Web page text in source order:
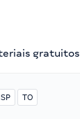
gratuitos
SP TO